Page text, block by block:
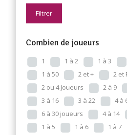
Filtrer
Combien de joueurs
1 1 à 2 1 à 3
1 à 50
2 et + 2 et
2 ou 4 Joueurs
2 à 9
3 à 16
3 à 22 4 à
6 à 30 joueurs
4 à 14
1 à 5
1 à 6 1 à 7